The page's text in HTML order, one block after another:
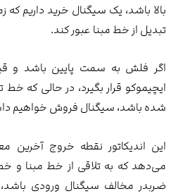
بالا باشد، یک سیگنال خرید داریم
تبدیل از خط مبنا عبور کند.
اگر فلش به سمت پایین باشد و
ایچیموکو قرار بگیرد، در حالی که خط
شده باشد، سیگنال فروش خواهیم
این اندیکاتور نقطه خروج آخرین
می‌دهد که به تلاقی از خط مبنا و خط